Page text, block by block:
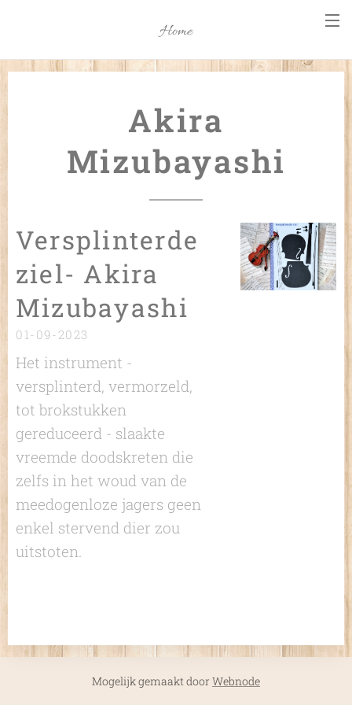
Home
Akira
Mizubayashi
Versplinterde
ziel- Akira
Mizubayashi
01-09-2023
Het instrument -
versplinterd, vermorzeld,
tot brokstukken
gereduceerd - slaakte
vreemde doodskreten die
zelfs in het woud van de
meedogenloze jagers geen
enkel stervend dier zou
uitstoten.
Mogelijk gemaakt doorWebnode